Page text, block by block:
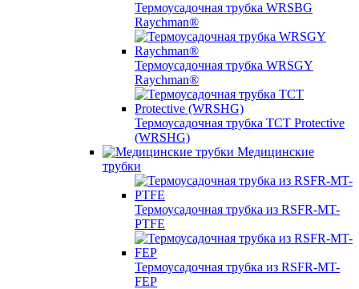
Термоусадочная трубка WRSBG
Raychman®
Термоусадочная трубка WRSGY
Raychman®
Термоусадочная трубка TCT Protective
(WRSHG)
Медицинские
трубки
Термоусадочная трубка из RSFR-MT-
PTFE
Термоусадочная трубка из RSFR-MT-
FEP